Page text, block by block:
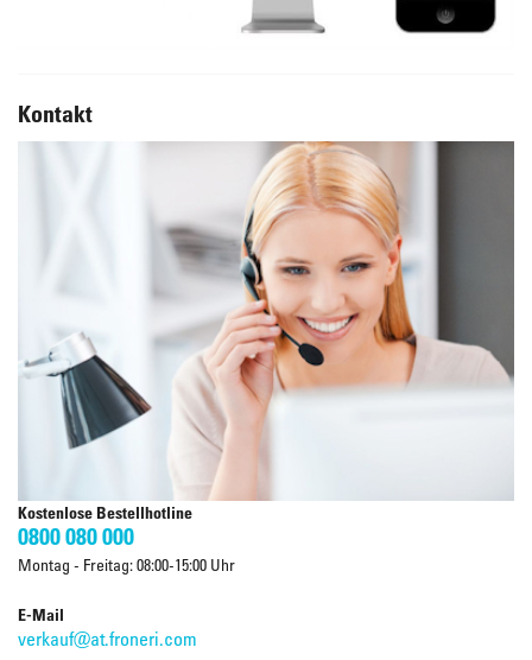
Kontakt
Kostenlose Bestellhotline
0800 080 000
Montag - Freitag: 08:00-15:00 Uhr
E-Mail
verkauf@at.froneri.com